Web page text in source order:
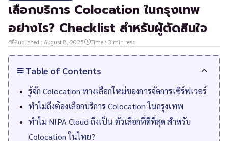
เลือกบริการ Colocation ในกรุงเทพ
อย่างไร? Checklist สำหรับผู้ตัดสินใจ
Published : August 8, 2025 Time : 3 min read
Table of Contents
รู้จัก Colocation ทางเลือกใหม่ของการจัดการเซิร์ฟเวอร์
ทำไมถึงต้องเลือกบริการ Colocation ในกรุงเทพ
ทำไม NIPA Cloud ถึงเป็น ตัวเลือกที่ดีที่สุด สำหรับ
Colocation ในไทย?